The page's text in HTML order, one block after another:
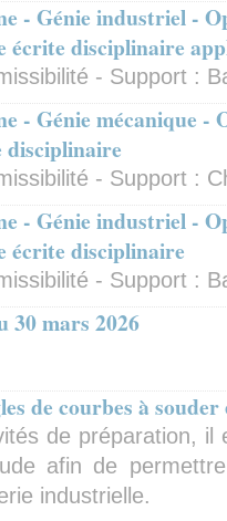
- Génie industriel -
écrite disciplinaire
- Support :
- Génie mécanique -
disciplinaire
- Support :
- Génie industriel -
écrite disciplinaire
- Support :
30 mars 2026
de courbes à
de préparation, il
afin de
industrielle.